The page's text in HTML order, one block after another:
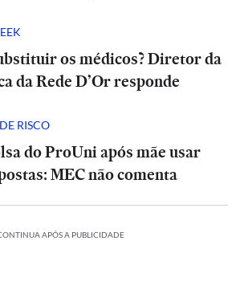
os médicos? Diretor da
da Rede D’Or responde
RISCO
do ProUni após mãe usar
MEC não comenta
APÓS A PUBLICIDADE